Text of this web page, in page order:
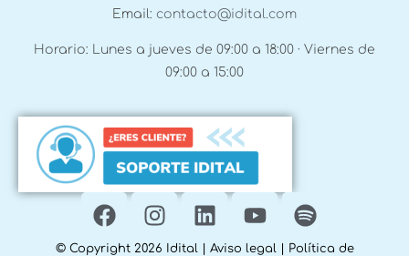
Email: contacto@idital.com
Horario: Lunes a jueves de 09:00 a 18:00 · Viernes de
09:00 a 15:00
© Copyright 2026 Idital | Aviso legal| Política de